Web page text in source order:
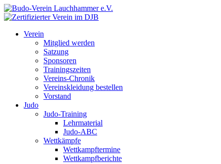
Verein
Mitglied werden
Satzung
Sponsoren
Trainingszeiten
Vereins-Chronik
Vereinskleidung bestellen
Vorstand
Judo
Judo-Training
Lehrmaterial
Judo-ABC
Wettkämpfe
Wettkampftermine
Wettkampfberichte